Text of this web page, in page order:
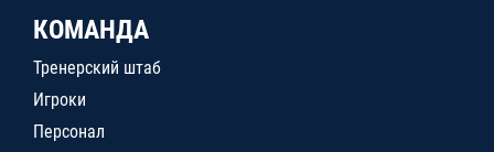
КОМАНДА
Тренерский штаб
Игроки
Персонал